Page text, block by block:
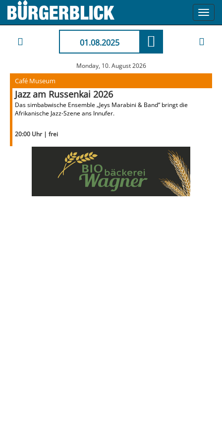
01.08.2025
Monday, 10. August 2026
Café Museum
Jazz am Russenkai 2026
Das simbabwische Ensemble „Jeys Marabini & Band“ bringt die
Afrikanische Jazz-Szene ans Innufer.
20:00 Uhr | frei